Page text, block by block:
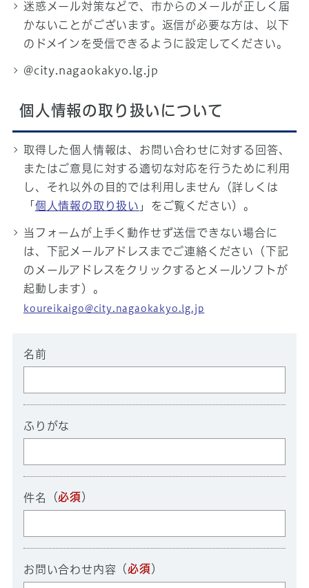
迷惑メール対策などで、市からのメールが正しく届
かないことがございます。返信が必要な方は、以下
のドメインを受信できるように設定してください。
@city.nagaokakyo.lg.jp
個人情報の取り扱いについて
取得した個人情報は、お問い合わせに対する回答、
またはご意見に対する適切な対応を行うために利用
し、それ以外の目的では利用しません（詳しくは
「 個人情報の取り扱い 」をご覧ください）。
当フォームが上手く動作せず送信できない場合に
は、下記メールアドレスまでご連絡ください（下記
のメールアドレスをクリックするとメールソフトが
起動します）。
koureikaigo@city.nagaokakyo.lg.jp
名前
ふりがな
件名 （必須 ）
お問い合わせ内容 （必須 ）